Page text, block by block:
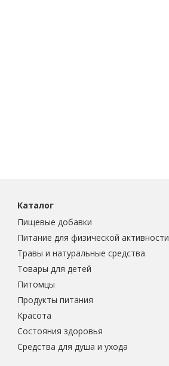
Каталог
Пищевые добавки
Питание для физической активности
Травы и натуральные средства
Товары для детей
Питомцы
Продукты питания
Красота
Состояния здоровья
Средства для душа и ухода